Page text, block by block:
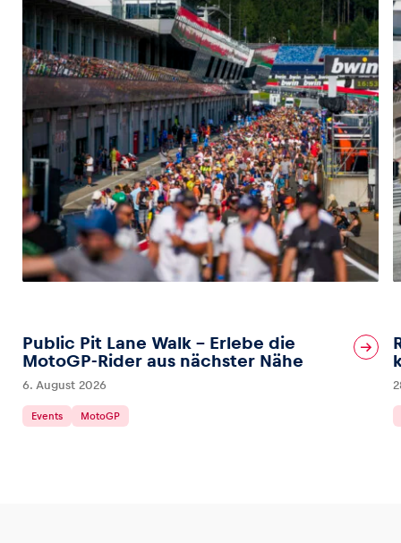
Public Pit Lane Walk – Erlebe die
MotoGP-Rider aus nächster Nähe
6. August 2026
Events MotoGP